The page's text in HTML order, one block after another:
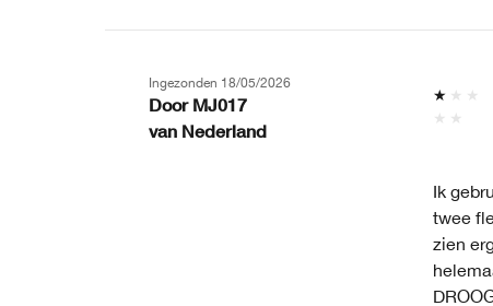
Ingezonden 18/05/2026
Door MJ017
van Nederland
Ik
twee
zien